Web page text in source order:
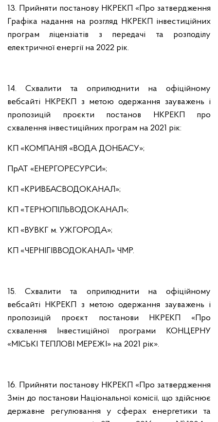
13. Прийняти постанову НКРЕКП «Про затвердження
Графіка надання на розгляд НКРЕКП інвестиційних
програм ліцензіатів з передачі та розподілу
електричної енергії на 2022 рік.
14. Схвалити та оприлюднити на офіційному
вебсайті НКРЕКП з метою одержання зауважень і
пропозицій проєкти постанов НКРЕКП про
схвалення інвестиційних програм на 2021 рік:
КП «КОМПАНІЯ «ВОДА ДОНБАСУ»;
ПрАТ «ЕНЕРГОРЕСУРСИ»;
КП «КРИВБАСВОДОКАНАЛ»;
КП «ТЕРНОПІЛЬВОДОКАНАЛ»;
КП «ВУВКГ м. УЖГОРОДА»;
КП «ЧЕРНІГІВВОДОКАНАЛ» ЧМР.
15. Схвалити та оприлюднити на офіційному
вебсайті НКРЕКП з метою одержання зауважень і
пропозицій проєкт постанови НКРЕКП «Про
схвалення Інвестиційної програми КОНЦЕРНУ
«МІСЬКІ ТЕПЛОВІ МЕРЕЖІ» на 2021 рік».
16. Прийняти постанову НКРЕКП «Про затвердження
Змін до постанови Національної комісії, що здійснює
державне регулювання у сферах енергетики та